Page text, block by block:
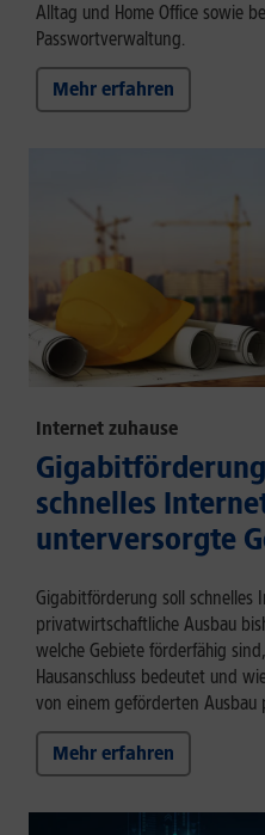
Alltag und Home Office sowie
Passwortverwaltung.
Mehr erfahren
Internet zuhause
schnelles
unterversorgte
Gigabitförderung soll
privatwirtschaftliche Ausbau
welche Gebiete förderfähig
Hausanschluss bedeutet und
von einem geförderten Ausbau
Mehr erfahren